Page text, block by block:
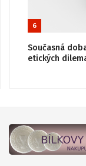
6
Současná
etických